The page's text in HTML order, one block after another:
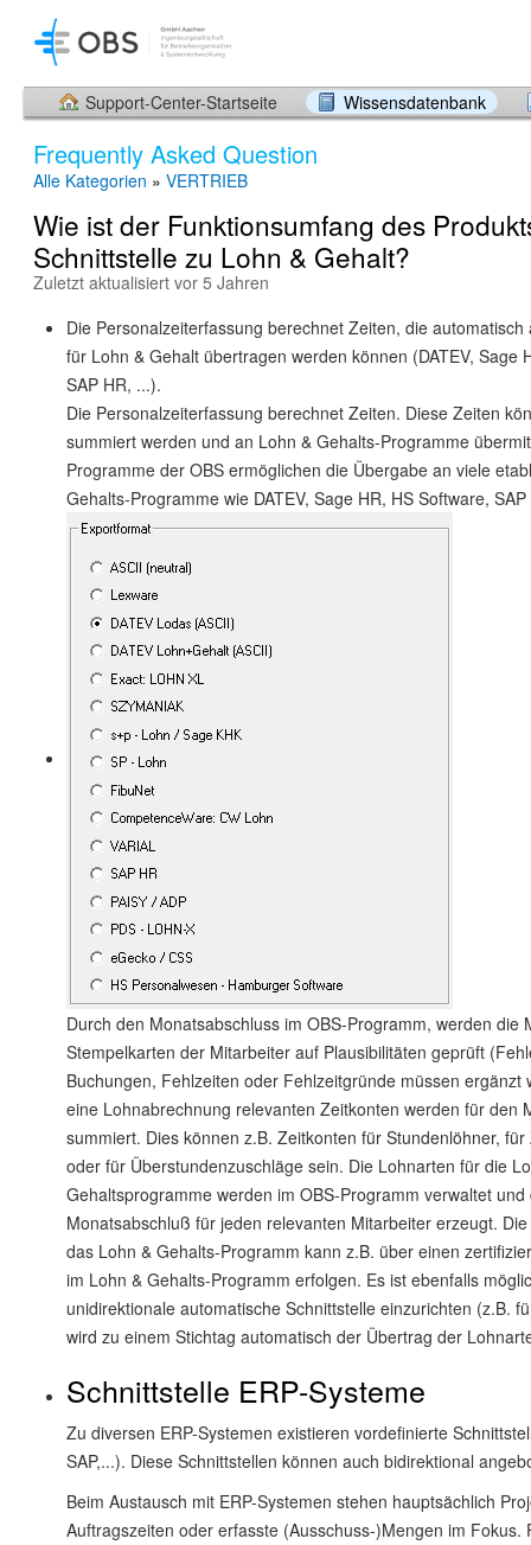
Support-Center-Startseite Wissensdatenbank
Frequently Asked Question
Alle Kategorien » VERTRIEB
Wie ist der Funktionsumfang des
Schnittstelle zu Lohn & Gehalt?
Zuletzt aktualisiert vor 5 Jahren
Die Personalzeiterfassung berechnet Zeiten, die
für Lohn & Gehalt übertragen werden können (DATEV, Sage
SAP HR, ...).
Die Personalzeiterfassung berechnet Zeiten. Diese Zeiten
summiert werden und an Lohn & Gehalts-Programme
Programme der OBS ermöglichen die Übergabe an viele
Gehalts-Programme wie DATEV, Sage HR, HS Software,
Durch den Monatsabschluss im OBS-Programm, werden die
Stempelkarten der Mitarbeiter auf Plausibilitäten geprüft
Buchungen, Fehlzeiten oder Fehlzeitgründe müssen ergänzt
eine Lohnabrechnung relevanten Zeitkonten werden für den
summiert. Dies können z.B. Zeitkonten für Stundenlöhner,
oder für Überstundenzuschläge sein. Die Lohnarten für die
Gehaltsprogramme werden im OBS-Programm verwaltet
Monatsabschluß für jeden relevanten Mitarbeiter erzeugt.
das Lohn & Gehalts-Programm kann z.B. über einen
im Lohn & Gehalts-Programm erfolgen. Es ist ebenfalls
unidirektionale automatische Schnittstelle einzurichten (z.B.
wird zu einem Stichtag automatisch der Übertrag der
Schnittstelle ERP-Systeme
Zu diversen ERP-Systemen existieren vordefinierte
SAP,...). Diese Schnittstellen können auch bidirektional
Beim Austausch mit ERP-Systemen stehen hauptsächlich
Auftragszeiten oder erfasste (Ausschuss-)Mengen im Fokus.